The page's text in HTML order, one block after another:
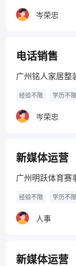
岑荣忠
电话销售
广州铭人家居整
经验不限 学历不限
岑荣忠
新媒体运营
广州明跃体育赛
经验不限 学历不限
人事
新媒体运营